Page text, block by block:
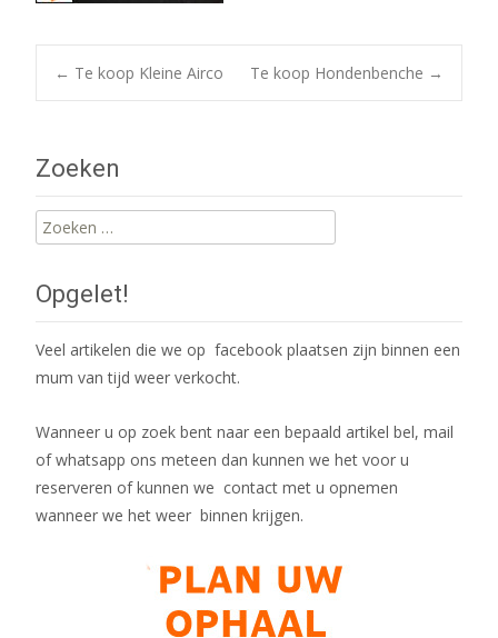
Post
navigation
← Te koop Kleine Airco Te koop Hondenbenche →
Zoeken
Zoeken
naar:
Opgelet!
Veel artikelen die we op facebook plaatsen zijn binnen een
mum van tijd weer verkocht.
Wanneer u op zoek bent naar een bepaald artikel bel, mail
of whatsapp ons meteen dan kunnen we het voor u
reserveren of kunnen we contact met u opnemen
wanneer we het weer binnen krijgen.